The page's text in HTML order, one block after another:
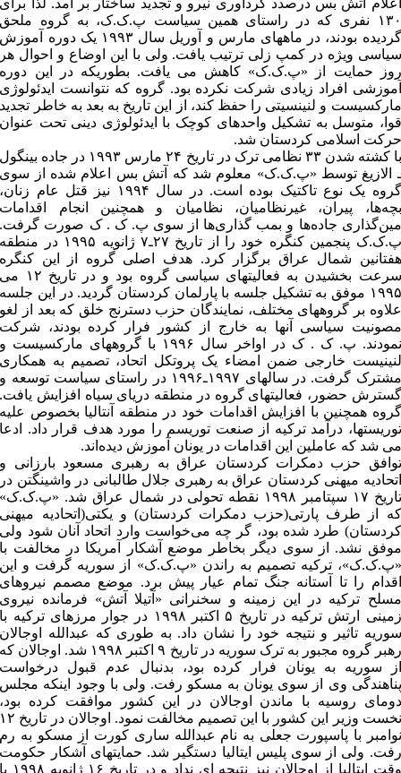
اعلام آتش بس درصدد گردآوری نیرو و تجدید ساختار بر آمد. لذا برای
۱۳۰ نفری که در راستای همین سیاست پ.ک.ک، به گروه ملحق
گردیده بودند، در ماههای مارس و آوریل سال ۱۹۹۳ یک دوره آموزش
سیاسی ویژه در کمپ زلی ترتیب یافت. ولی با این اوضاع و احوال هر
روز حمایت از «پ.ک.ک» کاهش می یافت. بطوریکه در این دوره
آموزشی افراد زیادی شرکت نکرده بود. گروه که نتوانست ایدئولوژی
مارکسیست و لنینسیتی را حفظ کند، از این تاریخ به بعد به خاطر تجدید
قوا، متوسل به تشکیل واحدهای کوچک با ایدئولوژی دینی تحت عنوان
حرکت اسلامی کردستان شد.
با کشته شدن ۳۳ نظامی ترک در تاریخ ۲۴ مارس ۱۹۹۳ در جاده بینگول
ـ الازیغ توسط «پ.ک.ک» معلوم شد که آتش بس اعلام شده از سوی
گروه یک نوع تاکتیک بوده است. در سال ۱۹۹۴ نیز قتل عام زنان،
بچه‌ها، پیران، غیرنظامیان، نظامیان و همچنین انجام اقدامات
مین‌گذاری جاده‌ها و بمب گذاری‌ها از سوی پ. ک . ک صورت گرفت.
پ.ک.ک پنجمین کنگره خود را از تاریخ ۲۷ـ۷ ژانویه ۱۹۹۵ در منطقه
هفتانین شمال عراق برگزار کرد. هدف اصلی گروه از این کنگره
سرعت بخشیدن به فعالیتهای سیاسی گروه بود و در تاریخ ۱۲ می
۱۹۹۵ موفق به تشکیل جلسه با پارلمان کردستان گردید. در این جلسه
علاوه بر گروههای مختلف، نمایندگان حزب دسترنج خلق که بعد از لغو
مصونیت سیاسی آنها به خارج از کشور فرار کرده بودند، شرکت
نمودند. پ. ک . ک در اواخر سال ۱۹۹۶ با گروههای مارکسیست و
لنینیست خارجی ضمن امضاء یک پروتکل اتحاد، تصمیم به همکاری
مشترک گرفت. در سالهای ۱۹۹۷ـ۱۹۹۶ در راستای سیاست توسعه و
گسترش حضور، فعالیتهای گروه در منطقه دریای سیاه افزایش یافت.
گروه همچنین با افزایش اقدامات خود در منطقه آنتالیا بخصوص علیه
توریستها، درآمد ترکیه از صنعت توریسم را مورد هدف قرار داد. ادعا
می شد که عاملین این اقدامات در یونان آموزش دیده‌اند.
توافق حزب دمکرات کردستان عراق به رهبری مسعود بارزانی و
اتحادیه میهنی کردستان عراق به رهبری جلال طالبانی در واشینگتن در
تاریخ ۱۷ سپتامبر ۱۹۹۸ نقطه تحولی در شمال عراق شد. «پ.ک.ک»
که از طرف پارتی(حزب دمکرات کردستان) و یکتی(اتحادیه میهنی
کردستان) طرد شده بود، گر چه می‌خواست وارد اتحاد آنان شود ولی
موفق نشد. از سوی دیگر بخاطر موضع آشکار آمریکا در مخالفت با
«پ.ک.ک»، ترکیه تصمیم به راندن «پ.ک.ک» از سوریه گرفت و این
اقدام را تا آستانه جنگ تمام عیار پیش برد. موضع مصمم نیروهای
مسلح ترکیه در این زمینه و سخنرانی «آتیلا آتش» فرمانده نیروی
زمینی ارتش ترکیه در تاریخ ۵ اکتبر ۱۹۹۸ در جوار مرزهای ترکیه با
سوریه تاثیر و نتیجه خود را نشان داد. به طوری که عبدالله اوجالان
رهبر گروه مجبور به ترک سوریه در تاریخ ۹ اکتبر ۱۹۹۸ شد. اوجالان که
از سوریه به یونان فرار کرده بود، بدنبال عدم قبول درخواست
پناهندگی وی از سوی یونان به مسکو رفت. ولی با وجود اینکه مجلس
دومای روسیه با ماندن اوجالان در این کشور موافقت کرده بود،
نخست وزیر این کشور با این تصمیم مخالفت نمود. اوجالان در تاریخ ۱۲
نوامبر با پاسپورت جعلی به نام عبدالله ساری کورت از مسکو به رم
رفت. ولی از سوی پلیس ایتالیا دستگیر شد. حمایتهای آشکار حکومت
وقت ایتالیا از اوجالان نیز نتیجه ای نداد و در تاریخ ۱۶ ژانویه ۱۹۹۸ با